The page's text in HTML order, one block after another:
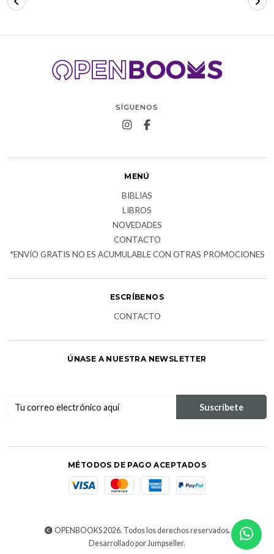
SÍGUENOS
MENÚ
BIBLIAS
LIBROS
NOVEDADES
CONTACTO
*ENVÍO GRATIS NO ES ACUMULABLE CON OTRAS PROMOCIONES
ESCRÍBENOS
CONTACTO
ÚNASE A NUESTRA NEWSLETTER
MÉTODOS DE PAGO ACEPTADOS
OPENBOOKS 2026. Todos los derechos reservados.
Desarrollado por Jumpseller.